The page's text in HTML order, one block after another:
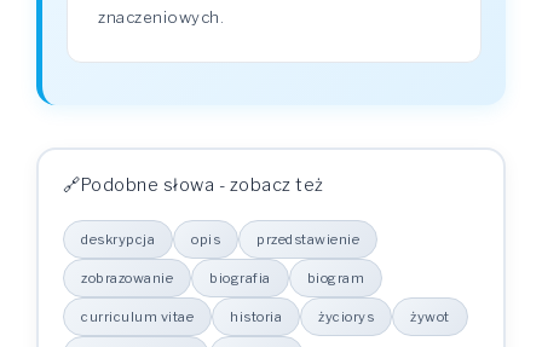
znaczeniowych.
Podobne słowa - zobacz też
deskrypcja opis przedstawienie
zobrazowanie biografia biogram
curriculum vitae historia życiorys żywot